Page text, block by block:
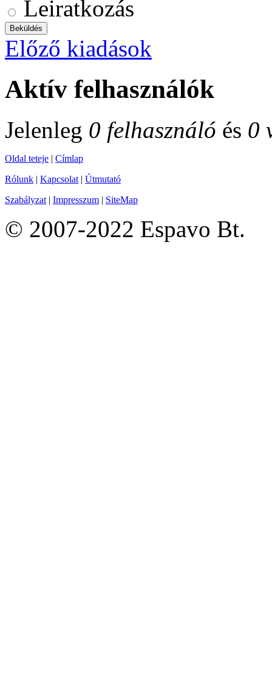
Leiratkozás
Előző kiadások
Aktív felhasználók
Jelenleg 0 felhasználó és 0
Oldal teteje | Címlap
Rólunk | Kapcsolat | Útmutató
Szabályzat | Impresszum | SiteMap
© 2007-2022 Espavo Bt.